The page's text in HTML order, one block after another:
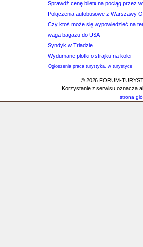
Sprawdź cenę biletu na pociąg przez
Połączenia autobusowe z Warszawy
Czy ktoś może się wypowiedzieć na
waga bagażu do USA
Syndyk w Triadzie
Wydumane plotki o strajku na kolei
Ogłoszenia praca turystyka, w turystyce
© 2026 FORUM-
Korzystanie z serwisu oznacza
strona